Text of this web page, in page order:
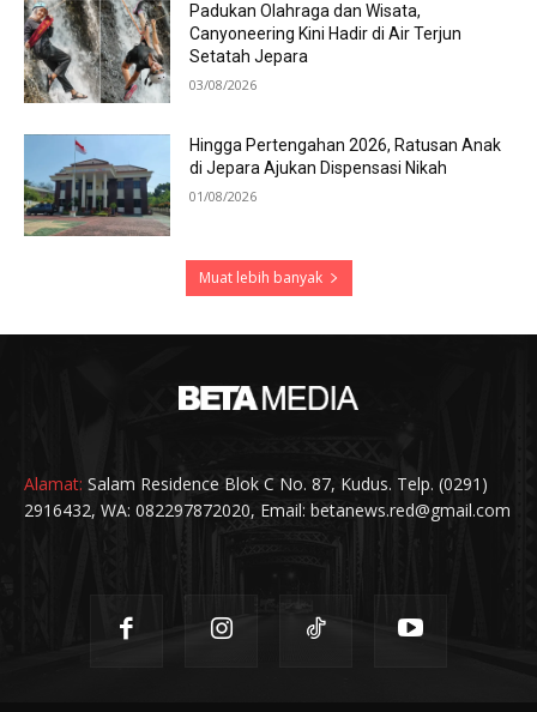
Padukan Olahraga dan Wisata,
Canyoneering Kini Hadir di Air Terjun
Setatah Jepara
03/08/2026
Hingga Pertengahan 2026, Ratusan Anak
di Jepara Ajukan Dispensasi Nikah
01/08/2026
Muat lebih banyak
Alamat: Salam Residence Blok C No. 87, Kudus. Telp. (0291)
2916432, WA: 082297872020, Email: betanews.red@gmail.com